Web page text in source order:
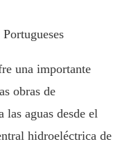
una importante
obras de
aguas desde el
hidroeléctrica de